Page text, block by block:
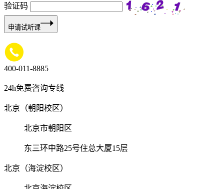
验证码
申请试听课
400-011-8885
24h免费咨询专线
北京（朝阳校区）
北京市朝阳区
东三环中路25号住总大厦15层
北京（海淀校区）